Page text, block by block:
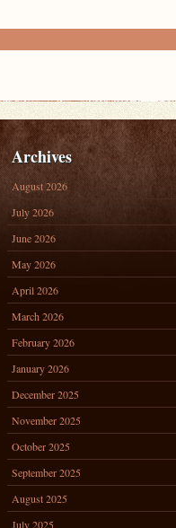
Archives
August 2026
July 2026
June 2026
May 2026
April 2026
March 2026
February 2026
January 2026
December 2025
November 2025
October 2025
September 2025
August 2025
July 2025